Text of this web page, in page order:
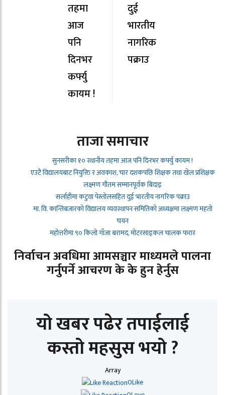
तहमा
आज
पनि
दिनभर
कर्फ्यु
कायम !
दुई
भारतीय
नागरिक
पक्राउ
ताजा समाचार
सुनसरीका १० स्थानीय तहमा आज पनि दिनभर कर्फ्यु कायम !
एउटै विद्यालयबाट नियुक्ति र अवकाश, चार दशकपछि शिक्षक तथा खेल प्रशिक्षक
लक्ष्मण गौतम सम्मानपूर्वक बिदाइ
सर्लाहीमा कटुवा पेस्तोलसहित दुई भारतीय नागरिक पक्राउ
मा. वि. कान्तिबजारको विद्यालय व्यवस्थापन समितिको अध्यक्षमा लक्ष्मण महतो
चयन
महोत्तरीमा ९० किलो गाँजा बरामद, मोटरसाइकल चालक फरार
निर्वाचन अवधिमा आमसञ्चार माध्यमले पालना
गर्नुपर्ने आचरण के के हुन हेर्नुस
यो खबर पढेर तपाईलाई
कस्तो महसुस भयो ?
Array
0Like